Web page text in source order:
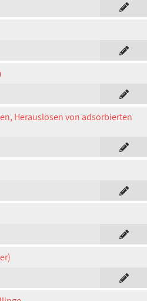
Herauslösen von adsorbierten